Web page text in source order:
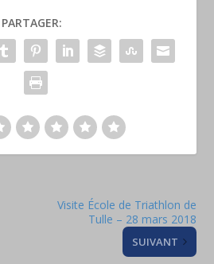
PARTAGER:
Visite École de Triathlon de
Tulle – 28 mars 2018
SUIVANT